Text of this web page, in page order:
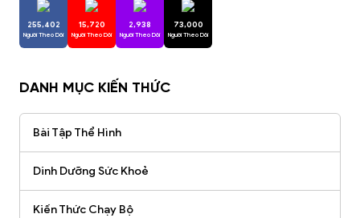
255,402
Người Theo Dõi
15,720
Người Theo Dõi
2,938
Người Theo Dõi
73,000
Người Theo Dõi
DANH MỤC KIẾN THỨC
Bài Tập Thể Hình
Dinh Dưỡng Sức Khoẻ
Kiến Thức Chạy Bộ